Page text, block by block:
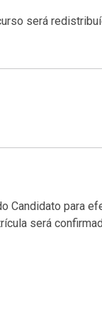
será
para
será